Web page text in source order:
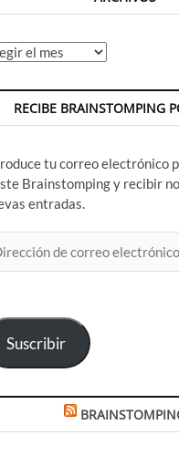
RECIBE BRAINSTOMPING
tu correo electrónico
Brainstomping y recibir
entradas.
Suscribir